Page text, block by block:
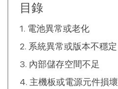
目錄
電池異常或老化
系統異常或版本不穩定
內部儲存空間不足
主機板或電源元件損壞